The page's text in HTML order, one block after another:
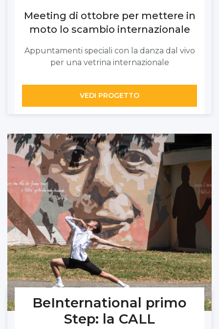
Meeting di ottobre per mettere in
moto lo scambio internazionale
Appuntamenti speciali con la danza dal vivo
per una vetrina internazionale
VEDI PROGETTO
BeInternational primo
Step: la CALL